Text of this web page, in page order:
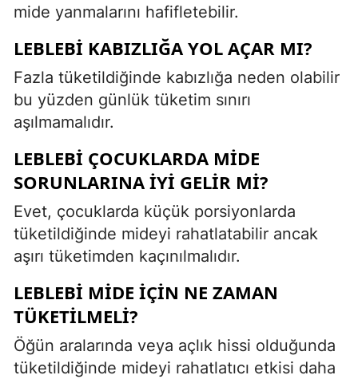
mide yanmalarını hafifletebilir.
LEBLEBI KABIZLIĞA YOL AÇAR MI?
Fazla tüketildiğinde kabızlığa neden olabilir
bu yüzden günlük tüketim sınırı
aşılmamalıdır.
LEBLEBI ÇOCUKLARDA MIDE
SORUNLARINA IYI GELIR MI?
Evet, çocuklarda küçük porsiyonlarda
tüketildiğinde mideyi rahatlatabilir ancak
aşırı tüketimden kaçınılmalıdır.
LEBLEBI MIDE IÇIN NE ZAMAN
TÜKETILMELI?
Öğün aralarında veya açlık hissi olduğunda
tüketildiğinde mideyi rahatlatıcı etkisi daha